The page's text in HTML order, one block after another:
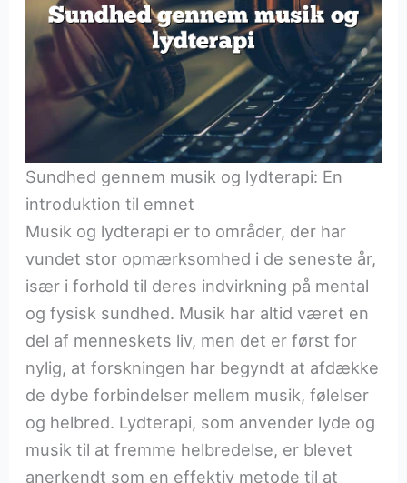
Sundhed gennem musik og lydterapi: En
introduktion til emnet
Musik og lydterapi er to områder, der har
vundet stor opmærksomhed i de seneste år,
især i forhold til deres indvirkning på mental
og fysisk sundhed. Musik har altid været en
del af menneskets liv, men det er først for
nylig, at forskningen har begyndt at afdække
de dybe forbindelser mellem musik, følelser
og helbred. Lydterapi, som anvender lyde og
musik til at fremme helbredelse, er blevet
anerkendt som en effektiv metode til at